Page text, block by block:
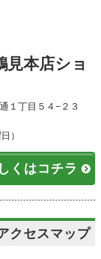
見本店ショ
１丁目５４−２３
）
くはコチラ
クセスマップ